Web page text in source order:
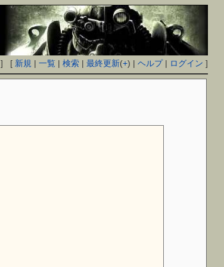
] [ 新規 |一覧 |検索 |最終更新(+) |ヘルプ| ログイン ]